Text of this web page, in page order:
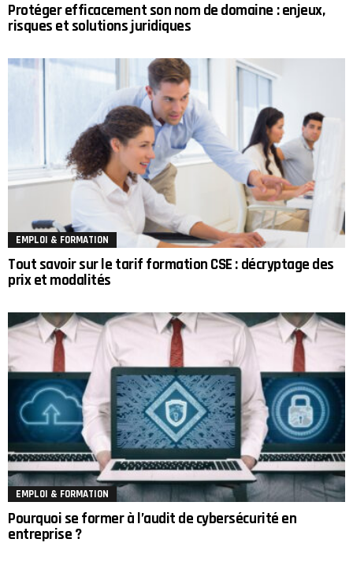
Protéger efficacement son nom de domaine : enjeux,
risques et solutions juridiques
EMPLOI & FORMATION
Tout savoir sur le tarif formation CSE : décryptage des
prix et modalités
EMPLOI & FORMATION
Pourquoi se former à l’audit de cybersécurité en
entreprise ?